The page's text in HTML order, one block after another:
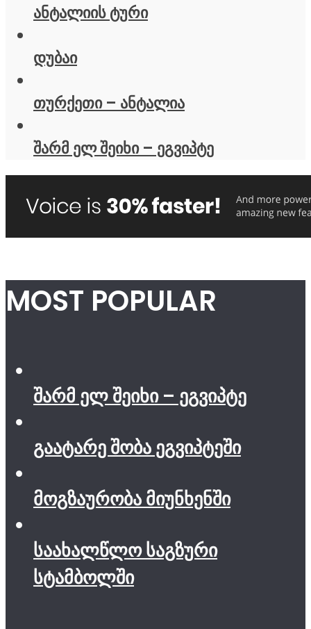
ანტალიის ტური
დუბაი
თურქეთი – ანტალია
შარმ ელ შეიხი – ეგვიპტე
MOST POPULAR
შარმ ელ შეიხი – ეგვიპტე
გაატარე შობა ეგვიპტეში
მოგზაურობა მიუნხენში
საახალწლო საგზური
სტამბოლში